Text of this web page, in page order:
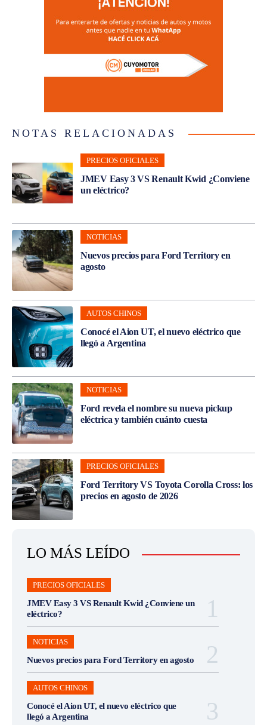
NOTAS RELACIONADAS
PRECIOS OFICIALES
JMEV Easy 3 VS Renault Kwid ¿Conviene
un eléctrico?
NOTICIAS
Nuevos precios para Ford Territory en
agosto
AUTOS CHINOS
Conocé el Aion UT, el nuevo eléctrico que
llegó a Argentina
NOTICIAS
Ford revela el nombre su nueva pickup
eléctrica y también cuánto cuesta
PRECIOS OFICIALES
Ford Territory VS Toyota Corolla Cross: los
precios en agosto de 2026
LO MÁS LEÍDO
PRECIOS OFICIALES
JMEV Easy 3 VS Renault Kwid ¿Conviene un
eléctrico?
NOTICIAS
Nuevos precios para Ford Territory en agosto
AUTOS CHINOS
Conocé el Aion UT, el nuevo eléctrico que
llegó a Argentina